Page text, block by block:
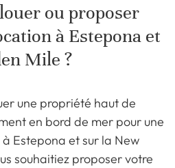
ou proposer
à Estepona et
Mile ?
une propriété haut de
en bord de mer pour une
Estepona et sur la New
souhaitiez proposer votre